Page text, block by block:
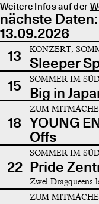
Weitere Infos auf der
nächste Daten:
13.09.2026
13
KONZERT,
Sleeper
15
SOMMER IM
Big in
18
ZUM
YOUNG
Offs
22
SOMMER IM
Pride
Zwei Dragqueens
ZUM